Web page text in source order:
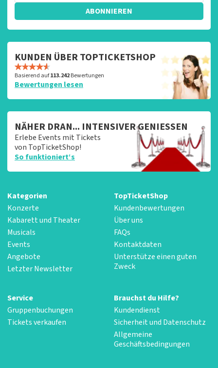
ABONNIEREN
KUNDEN ÜBER TOPTICKETSHOP
Basierend auf113.242Bewertungen
Bewertungen lesen
NÄHER DRAN... INTENSIVER GENIESSEN
Erlebe Events mit Tickets
von TopTicketShop!
So funktioniert‘s
Kategorien
Konzerte
Kabarett und Theater
Musicals
Events
Angebote
Letzter Newsletter
TopTicketShop
Kundenbewertungen
Über uns
FAQs
Kontaktdaten
Unterstütze einen guten
Zweck
Service
Gruppenbuchungen
Tickets verkaufen
Brauchst du Hilfe?
Kundendienst
Sicherheit und Datenschutz
Allgemeine
Geschäftsbedingungen